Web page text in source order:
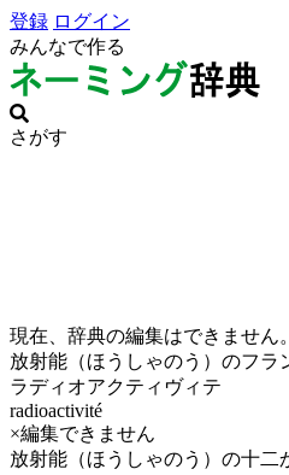
登録 ログイン
みんなで作る
さがす
現在、辞典の編集はできません。
放射能（ほうしゃのう）のフラ
ラディオアクティヴィテ
radioactivité
×編集できません
放射能（ほうしゃのう）の十二